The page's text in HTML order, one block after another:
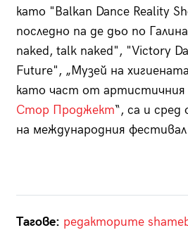
като "Balkan Dance Reality
последно па де дьо по
naked, talk naked", "Victory
Future", „Музей на
като част от артистичния
Стор Проджект“, са и
на международния фестивал
Тагове: редакторите